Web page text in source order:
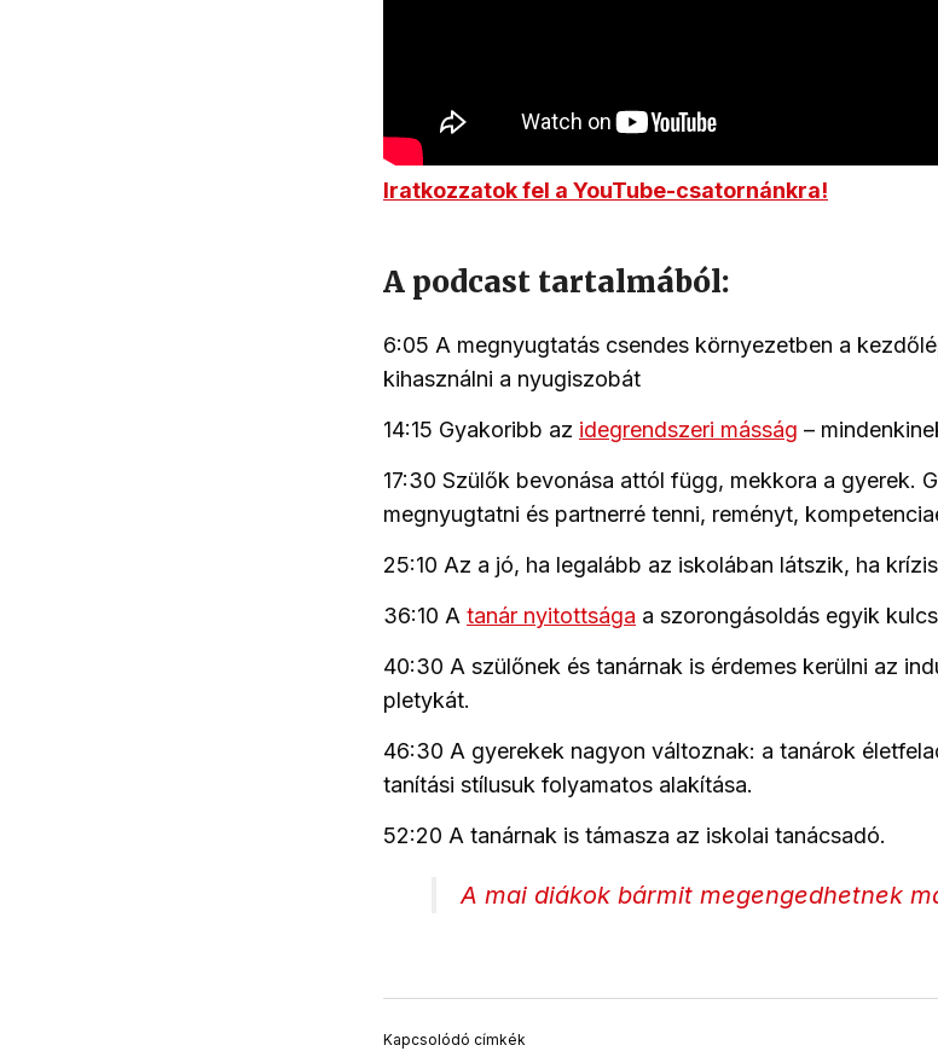
Iratkozzatok fel a YouTube-csatornánkra!
A podcast tartalmából:
6:05 A megnyugtatás csendes környezetben a
kihasználni a nyugiszobát
14:15 Gyakoribb az idegrendszeri másság –
17:30 Szülők bevonása attól függ, mekkora a gyerek.
megnyugtatni és partnerré tenni, reményt,
25:10 Az a jó, ha legalább az iskolában látszik, ha
36:10 A tanár nyitottsága a szorongásoldás egyik
40:30 A szülőnek és tanárnak is érdemes kerülni az
pletykát.
46:30 A gyerekek nagyon változnak: a tanárok
tanítási stílusuk folyamatos alakítása.
52:20 A tanárnak is támasza az iskolai tanácsadó.
A mai diákok bármit megengedhetnek
Kapcsolódó címkék